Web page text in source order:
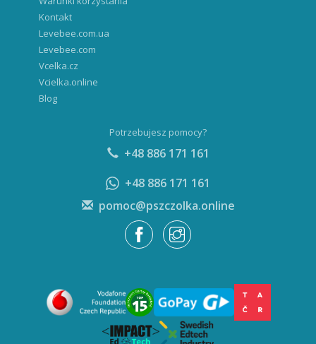
Kontakt
Levebee.com.ua
Levebee.com
Vcelka.cz
Vcielka.online
Blog
Potrzebujesz pomocy?
+48 886 171 161
+48 886 171 161
pomoc@pszczolka.online